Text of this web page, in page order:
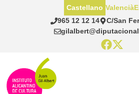
965 12 12 14
C/San
Castellano Valencià